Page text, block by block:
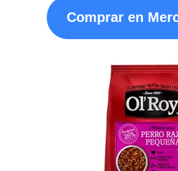
Comprar en